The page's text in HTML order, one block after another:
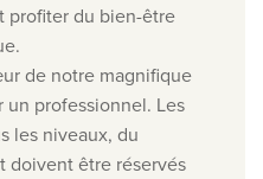
profiter du bien-être
de notre magnifique
professionnel. Les
les niveaux, du
doivent être réservés